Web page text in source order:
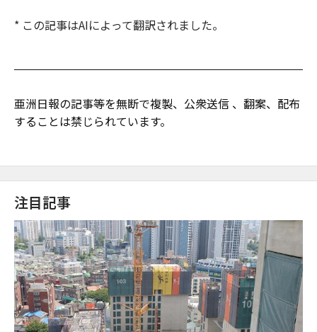
* この記事はAIによって翻訳されました。
亜洲日報の記事等を無断で複製、公衆送信 、翻案、配布
することは禁じられています。
注目記事